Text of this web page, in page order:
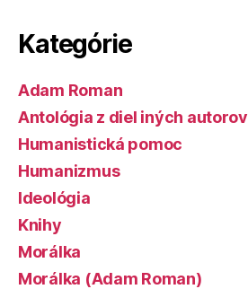
Kategórie
Adam Roman
Antológia z diel iných autorov
Humanistická pomoc
Humanizmus
Ideológia
Knihy
Morálka
Morálka (Adam Roman)